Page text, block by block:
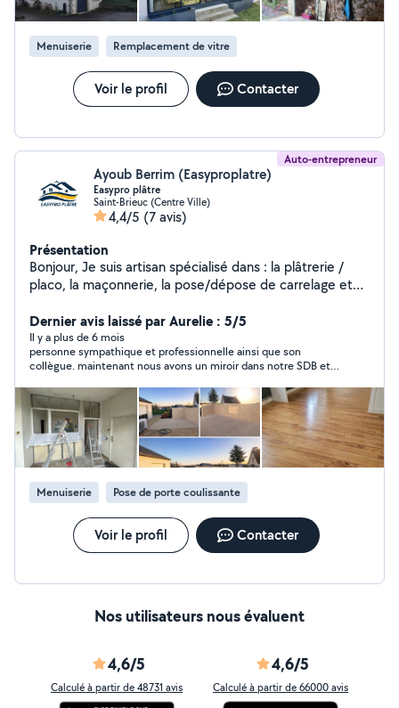
Menuiserie Remplacement de vitre
Voir le profil Contacter
Auto-entrepreneur
Ayoub Berrim (Easyproplatre)
Easypro plâtre
Saint-Brieuc (Centre Ville)
4,4/5 (7 avis)
Présentation
Bonjour, Je suis artisan spécialisé dans : la plâtrerie /
placo, la maçonnerie, la pose/dépose de carrelage et
travaux de rénovation. Je travaille avec sérieux,
propreté et professionnalisme. Chaque chantier est
réalisé avec soin, et je prends toujours le temps
d'expliquer les étapes aux clients. Je me déplace
rapidement dans toute la région et je propose des devis
gratuits. N'hésitez pas à me contacter pour vos travaux,
même petits : je réponds toujours rapidement. EasyPro
Plâtre Plaquiste Carreleur Peintre
Dernier avis laissé par Aurelie : 5/5
Il y a plus de 6 mois
personne sympathique et professionnelle ainsi que son
collègue. maintenant nous avons un miroir dans notre SDB et
de projets pour la maison et nous n'hésiterons pas à faire appel
à eux .
Menuiserie Pose de porte coulissante
Voir le profil Contacter
Nos utilisateurs nous évaluent
4,6/5
Calculé à partir de 48731 avis
4,6/5
Calculé à partir de 66000 avis